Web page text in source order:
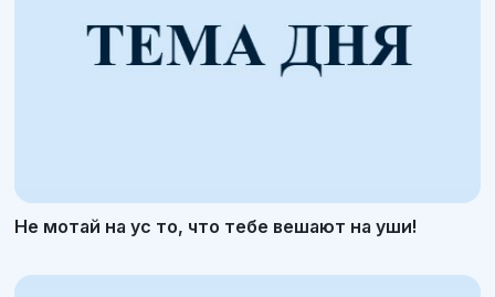
Не мотай на ус то, что тебе вешают на уши!